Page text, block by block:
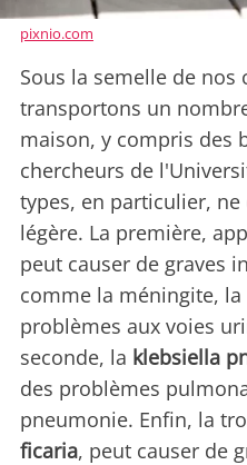
pixnio.com
Sous la semelle de nos
transportons un
maison, y compris des
chercheurs de
types, en particulier,
légère. La première,
peut causer de graves
comme la méningite,
problèmes aux voies
seconde, la klebsiella
des problèmes
pneumonie. Enfin, la
ficaria, peut causer de